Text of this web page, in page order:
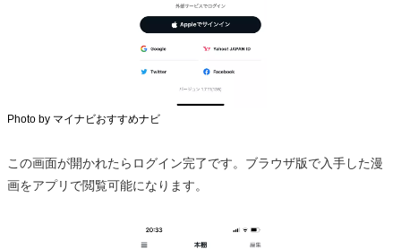
Photo by マイナビおすすめナビ
この画面が開かれたらログイン完了です。ブラウザ版で入手した漫
画をアプリで閲覧可能になります。